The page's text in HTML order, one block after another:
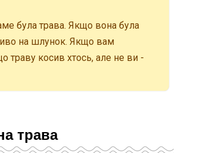
була трава. Якщо вона була
на шлунок. Якщо вам
траву косив хтось, але не ви -
трава